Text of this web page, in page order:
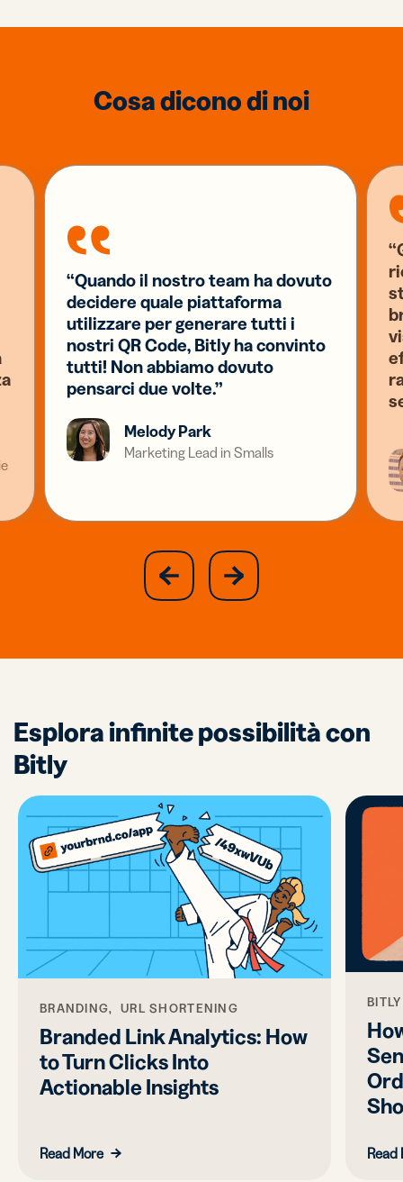
Cosa dicono di noi
“Quando il nostro team ha dovuto
decidere quale piattaforma
utilizzare per generare tutti i
nostri QR Code, Bitly ha convinto
tutti! Non abbiamo dovuto
pensarci due volte.”
Melody Park
Marketing Lead in Smalls
previous
slide
next
slide
Esplora infinite possibilità con
Bitly
BRANDING, URL SHORTENING
Branded Link Analytics: How
to Turn Clicks Into
Actionable Insights
Read More Read